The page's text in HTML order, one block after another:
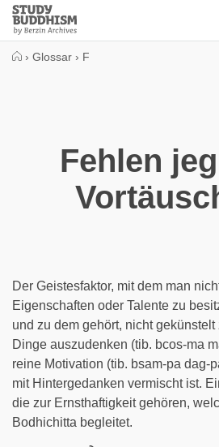
Close
Study
Buddhism
› Glossar › F
Fehlen
Der Geistesfaktor, mit dem man
Eigenschaften oder Talente zu
und zu dem gehört, nicht
Dinge auszudenken (tib. bcos-ma
reine Motivation (tib. bsam-pa dag-
mit Hintergedanken vermischt ist.
die zur Ernsthaftigkeit gehören,
Bodhichitta begleitet.